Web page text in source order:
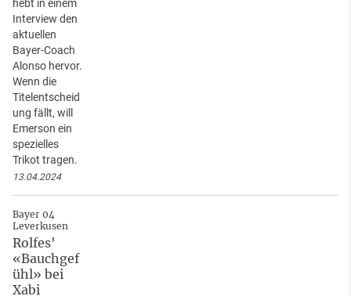
hebt in einem
Interview den
aktuellen
Bayer-Coach
Alonso hervor.
Wenn die
Titelentscheid
ung fällt, will
Emerson ein
spezielles
Trikot tragen.
13.04.2024
Bayer 04
Leverkusen
Rolfes'
«Bauchgef
ühl» bei
Xabi